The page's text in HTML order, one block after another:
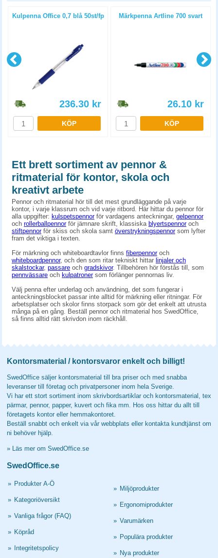
Kulpenna Office 0,7 blå 50st/fp
236.30 kr
KÖP
Märkpenna Artline 700 svart
26.10 kr
KÖP
Ett brett sortiment av pennor &
ritmaterial för kontor, skola och
kreativt arbete
Pennor och ritmaterial hör till det mest grundläggande på varje
kontor, i varje klassrum och vid varje ritbord. Här hittar du pennor för
alla uppgifter: kulspetspennorför vardagens anteckningar, gelpennor
och rollerballpennorför jämnare skrift, klassiska blyertspennoroch
stiftpennorför skiss och skola samt överstrykningspennorsom lyfter
fram det viktiga i texten.
För märkning och whiteboardtavlor finns fiberpennoroch
whiteboardpennor, och den som ritar tekniskt hittar linjaler och
skalstockar, passare och gradskivor. Tillbehören hör förstås till, som
pennvässare och kulpatronersom förlänger pennornas liv.
Välj penna efter underlag och användning, det som fungerar i
anteckningsblocket passar inte alltid för märkning eller ritningar. För
arbetsplatser och skolor finns storpack som gör det enkelt att utrusta
många på en gång. Beställ pennor och ritmaterial hos SwedOffice,
så finns alltid rätt skrivdon inom räckhåll.
Kontorsmaterial / kontorsvaror enkelt och billigt!
SwedOffice säljer kontorsmaterial till bra priser och med snabba
leveranser till företag och privatpersoner inom hela Sverige.
Vi har ett stort sortiment inom skrivbordsartiklar och kontorsmaterial, tex
pärmar, pennor, papper, kuvert och fika mm. Hos oss hittar du allt till
företagets kontor eller hemmakontoret.
Beställ snabbt och enkelt via vår webbplats eller kontakta kundtjänst om
ni behöver hjälp.
» Läs mer om SwedOffice.se
SwedOffice.se
» Produkter A-Ö
» Kategoriöversikt
» Vanliga frågor (FAQ)
» Köpråd
» Integritetspolicy
» Miljöprodukter
» Ergonomiprodukter
» Varumärken
» Populära produkter
» Nya produkter